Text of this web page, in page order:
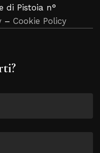
di Pistoia n°
– Cookie Policy